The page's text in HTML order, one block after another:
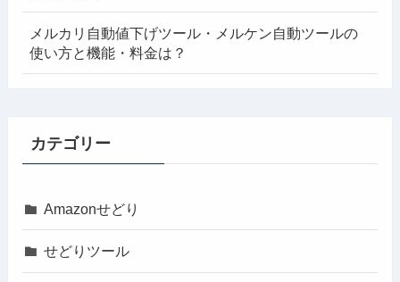
メルカリ自動値下げツール・メルケン自動ツールの
使い方と機能・料金は？
カテゴリー
Amazonせどり
せどりツール